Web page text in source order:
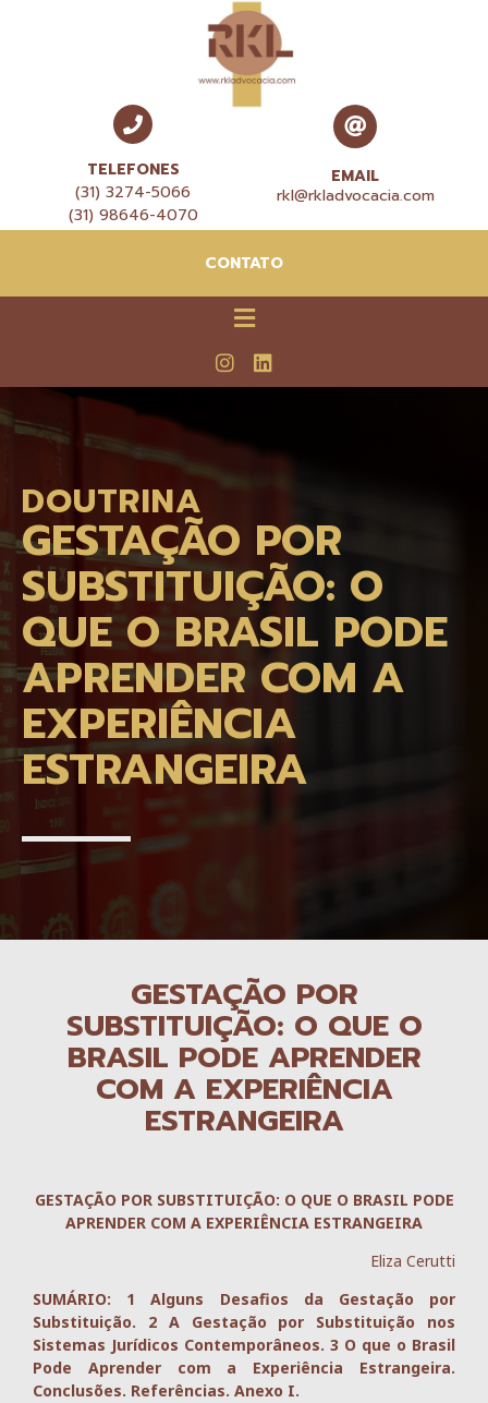
TELEFONES
(31) 3274-5066
(31) 98646-4070
EMAIL
rkl@rkladvocacia.com
CONTATO
DOUTRINA
GESTAÇÃO POR
SUBSTITUIÇÃO: O
QUE O BRASIL PODE
APRENDER COM A
EXPERIÊNCIA
ESTRANGEIRA
GESTAÇÃO POR
SUBSTITUIÇÃO: O QUE O
BRASIL PODE APRENDER
COM A EXPERIÊNCIA
ESTRANGEIRA
GESTAÇÃO POR SUBSTITUIÇÃO: O QUE O BRASIL PODE
APRENDER COM A EXPERIÊNCIA ESTRANGEIRA
Eliza Cerutti
SUMÁRIO: 1 Alguns Desafios da Gestação por
Substituição. 2 A Gestação por Substituição nos
Sistemas Jurídicos Contemporâneos. 3 O que o Brasil
Pode Aprender com a Experiência Estrangeira.
Conclusões. Referências. Anexo I.